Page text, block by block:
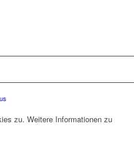
zu. Weitere Informationen zu